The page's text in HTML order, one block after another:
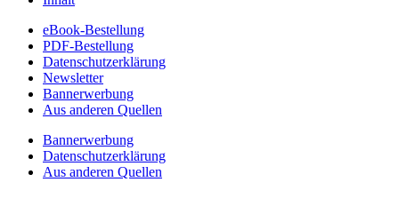
eBook-Bestellung
PDF-Bestellung
Datenschutzerklärung
Newsletter
Bannerwerbung
Aus anderen Quellen
Bannerwerbung
Datenschutzerklärung
Aus anderen Quellen